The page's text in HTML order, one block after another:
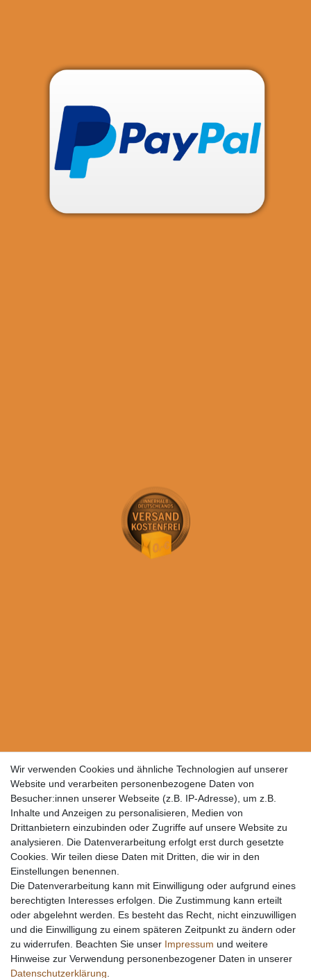
Wir verwenden Cookies und ähnliche Technologien auf unserer
Website und verarbeiten personenbezogene Daten von
Besucher:innen unserer Webseite (z.B. IP-Adresse), um z.B.
Inhalte und Anzeigen zu personalisieren, Medien von
Drittanbietern einzubinden oder Zugriffe auf unsere Website zu
analysieren. Die Datenverarbeitung erfolgt erst durch gesetzte
Cookies. Wir teilen diese Daten mit Dritten, die wir in den
Einstellungen benennen.
Die Datenverarbeitung kann mit Einwilligung oder aufgrund eines
berechtigten Interesses erfolgen. Die Zustimmung kann erteilt
oder abgelehnt werden. Es besteht das Recht, nicht einzuwilligen
und die Einwilligung zu einem späteren Zeitpunkt zu ändern oder
zu widerrufen. Beachten Sie unser Impressum und weitere
Hinweise zur Verwendung personenbezogener Daten in unserer
Daten­schutz­erklärung